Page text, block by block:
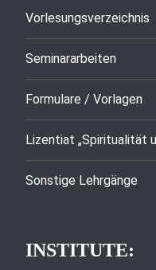
Vorlesungsverzeichnis
Seminararbeiten
Formulare / Vorlagen
Lizentiat „Spiritualität
Sonstige Lehrgänge
INSTITUTE: